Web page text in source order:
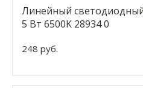
Линейный
5 Вт 6500K 28934 0
248 руб.